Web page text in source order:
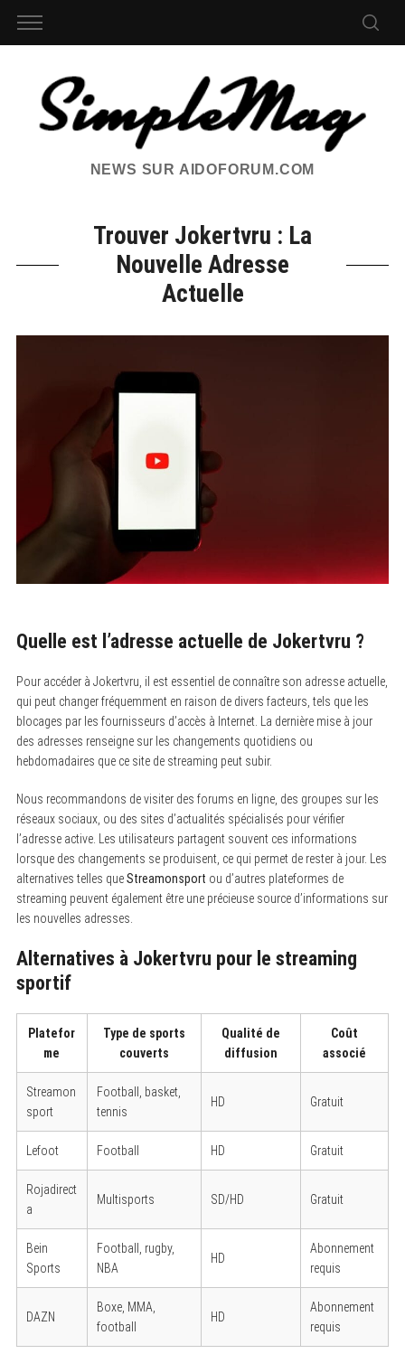
NEWS SUR AIDOFORUM.COM
Trouver Jokertvru : La
Nouvelle Adresse
Actuelle
Quelle est l’adresse actuelle de Jokertvru ?
Pour accéder à Jokertvru, il est essentiel de connaître son adresse actuelle,
qui peut changer fréquemment en raison de divers facteurs, tels que les
blocages par les fournisseurs d’accès à Internet. La dernière mise à jour
des adresses renseigne sur les changements quotidiens ou
hebdomadaires que ce site de streaming peut subir.
Nous recommandons de visiter des forums en ligne, des groupes sur les
réseaux sociaux, ou des sites d’actualités spécialisés pour vérifier
l’adresse active. Les utilisateurs partagent souvent ces informations
lorsque des changements se produisent, ce qui permet de rester à jour. Les
alternatives telles queStreamonsport ou d’autres plateformes de
streaming peuvent également être une précieuse source d’informations sur
les nouvelles adresses.
Alternatives à Jokertvru pour le streaming
sportif
Platefor
me
Type de sports
couverts
Qualité de
diffusion
Coût
associé
Streamon
sport
Football, basket,
tennis
HD Gratuit
Lefoot Football HD Gratuit
Rojadirect
a
Multisports SD/HD Gratuit
Bein
Sports
Football, rugby,
NBA
HD
Abonnement
requis
DAZN
Boxe, MMA,
football
HD
Abonnement
requis